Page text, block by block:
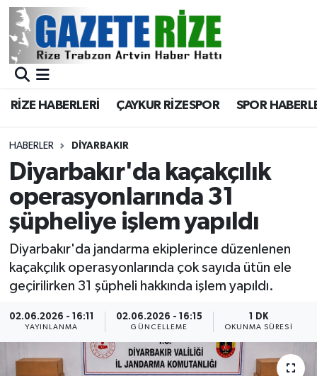
RİZE HABERLERİ ÇAYKUR RİZESPOR SPOR
HABERLER DIYARBAKIR
Diyarbakır'da kaçakçılık
operasyonlarında 31
şüpheliye işlem yapıldı
Diyarbakır'da jandarma ekiplerince düzenlenen
kaçakçılık operasyonlarında çok sayıda ütün ele
geçirilirken 31 şüpheli hakkında işlem yapıldı.
02.06.2026 - 16:11
YAYINLANMA
02.06.2026 - 16:15
GÜNCELLEME
1 DK
OKUNMA SÜRESI
BÖLGEMİZ
Asayiş
Rize Jandarma Komutanlığı
Bilim Teknoloji
Bölge
Advertising news
ÇEVRE
Merkez Nöbetçi Eczaneler
Merkez Trafik Yoğunluk Haritası
Süper Lig Puan Durumu ve Fikstür
Tüm Manşetler
Son Dakika Haberleri
Haber Arşivi